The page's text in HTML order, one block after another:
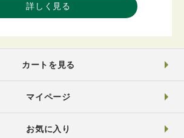
詳しく見る
カートを見る
マイページ
お気に入り